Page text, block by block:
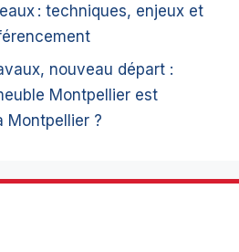
: techniques, enjeux et
nouveau départ :
Montpellier est
Montpellier ?